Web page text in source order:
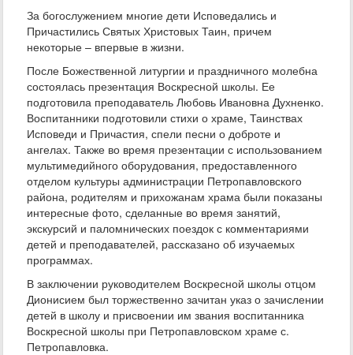
За богослужением многие дети Исповедались и
Причастились Святых Христовых Таин, причем
некоторые – впервые в жизни.
После Божественной литургии и праздничного молебна
состоялась презентация Воскресной школы. Ее
подготовила преподаватель Любовь Ивановна Духненко.
Воспитанники подготовили стихи о храме, Таинствах
Исповеди и Причастия, спели песни о доброте и
ангелах. Также во время презентации с использованием
мультимедийного оборудования, предоставленного
отделом культуры администрации Петропавловского
района, родителям и прихожанам храма были показаны
интересные фото, сделанные во время занятий,
экскурсий и паломнических поездок с комментариями
детей и преподавателей, рассказано об изучаемых
программах.
В заключении руководителем Воскресной школы отцом
Дионисием был торжественно зачитан указ о зачислении
детей в школу и присвоении им звания воспитанника
Воскресной школы при Петропавловском храме с.
Петропавловка.